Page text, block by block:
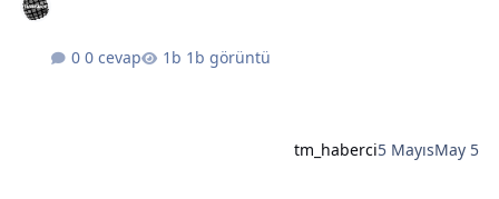
0 cevap 1b görüntü
tm_haberci5 MayısMay 5